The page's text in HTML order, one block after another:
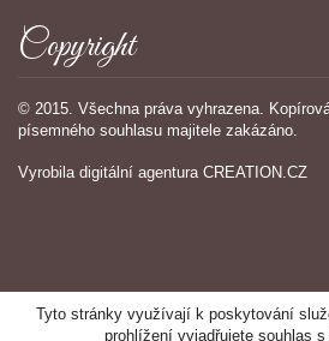
Tyto stránky využívají k poskytování
prohlížení vyjadřujete souhlas
Copyright
© 2015. Všechna práva vyhrazena.
písemného souhlasu majitele zakázáno.
Vyrobila digitální agentura CREATION.CZ